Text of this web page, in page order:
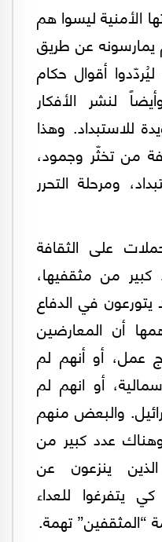
الأمنية ليسوا هم
عن طريق
أقوال حكام
لنشر الأفكار
للاستبداد. وهذا
من تخثّر وجمود،
ومرحلة التحرر
على الثقافة
كبير من مثقفيها،
في الدفاع
أن المعارضين
عمل، أو أنهم لم
أو انهم لم
والبعض منهم
وهناك عدد كبير من
ينزعون عن
يتفرغوا للعداء
“المثقفين” تهمة.